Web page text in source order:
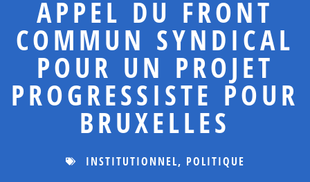
APPEL DU FRONT
COMMUN SYNDICAL
POUR UN PROJET
PROGRESSISTE POUR
BRUXELLES
INSTITUTIONNEL, POLITIQUE